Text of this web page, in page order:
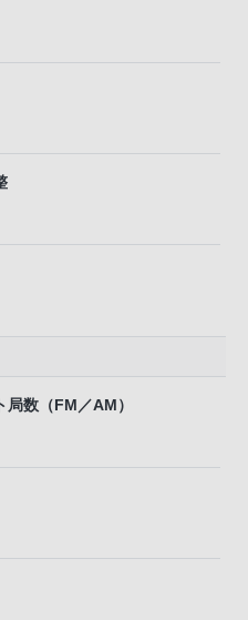
数（FM／AM）